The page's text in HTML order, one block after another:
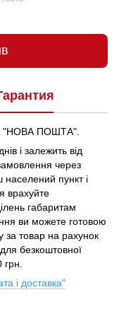
"НОВА ПОШТА".
і залежить від
через
пункт і
врахуйте
габаритам
ви можете готовою
за товар на рахунок
безкоштовної
і доставка"